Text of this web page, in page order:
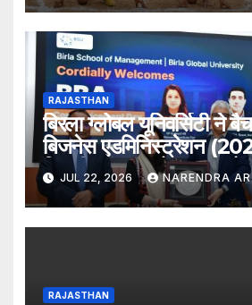
RAJASTHAN
बिरला ग्लोबल यूनिवर्सिटी ने
बिजनेस एडमिनिस्ट्रेशन
लिए दीक्षारंभ समारोह का
JUL 22, 2026 NARENDRA
RAJASTHAN